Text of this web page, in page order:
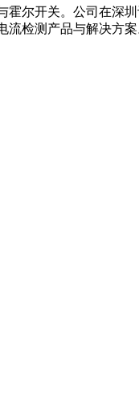
尔开关。公司在深
检测产品与解决方案